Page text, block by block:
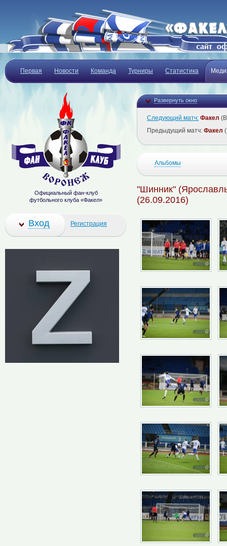
Первая Новости Команда Турниры Статистика
Развернуть окно
Следующий матч: Факел
Предыдущий матч: Факел
Альбомы
"Шинник"
(26.09.2016)
Официальный фан-клуб
футбольного клуба «Факел»
Вход Регистрация